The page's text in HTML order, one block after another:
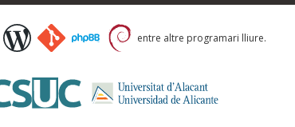
entre altre programari lliure.